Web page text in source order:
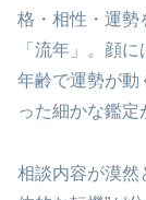
格・相性・運勢
「流年」。顔
年齢で運勢が動
った細かな鑑定
相談内容が漠然